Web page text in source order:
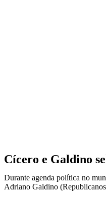
Cícero e Galdino
Durante agenda política no
Adriano Galdino